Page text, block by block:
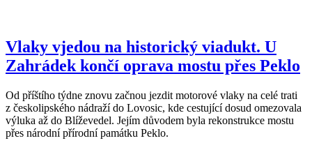
Vlaky vjedou na historický viadukt. U
Zahrádek končí oprava mostu přes Peklo
Od příštího týdne znovu začnou jezdit motorové vlaky na celé trati
z českolipského nádraží do Lovosic, kde cestující dosud omezovala
výluka až do Blíževedel. Jejím důvodem byla rekonstrukce mostu
přes národní přírodní památku Peklo.